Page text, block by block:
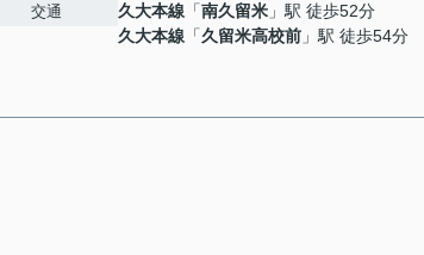
交通
久大本線 「南久留米 」駅 徒歩52分
久大本線 「久留米高校前 」駅 徒歩54分